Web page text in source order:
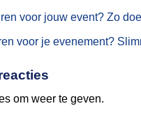
voor jouw event? Zo
voor je evenement?
om weer te geven.